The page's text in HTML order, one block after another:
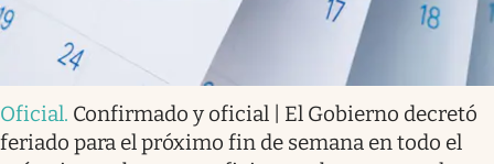
Oficial. Confirmado y oficial | El Gobierno decretó
feriado para el próximo fin de semana en todo el